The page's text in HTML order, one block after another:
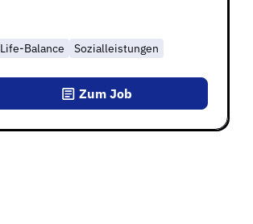
Balance
Sozialleistungen
Zum Job